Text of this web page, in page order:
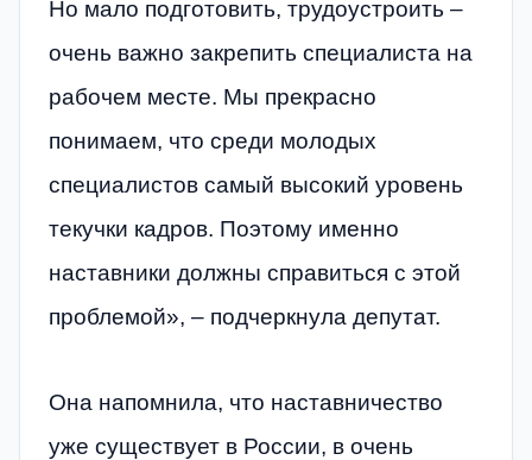
Но мало подготовить, трудоустроить –
очень важно закрепить специалиста на
рабочем месте. Мы прекрасно
понимаем, что среди молодых
специалистов самый высокий уровень
текучки кадров. Поэтому именно
наставники должны справиться с этой
проблемой», – подчеркнула депутат.
Она напомнила, что наставничество
уже существует в России, в очень